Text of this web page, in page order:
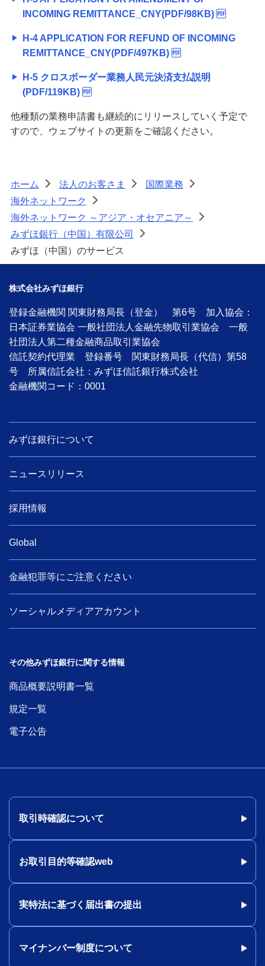
INCOMING REMITTANCE_CNY(PDF/98KB)
H-4 APPLICATION FOR REFUND OF INCOMING
REMITTANCE_CNY(PDF/497KB)
H-5 クロスボーダー業務人民元決済支払説明
(PDF/119KB)
他種類の業務申請書も継続的にリリースしていく予定で
すので、ウェブサイトの更新をご確認ください。
ホーム > 法人のお客さま > 国際業務
>
海外ネットワーク
>
海外ネットワーク ～アジア・オセアニア～
>
みずほ銀行（中国）有限公司
>
みずほ（中国）のサービス
株式会社みずほ銀行
登録金融機関 関東財務局長（登金） 第6号 加入協会：
日本証券業協会 一般社団法人金融先物取引業協会 一般
社団法人第二種金融商品取引業協会
信託契約代理業 登録番号 関東財務局長（代信）第58
号 所属信託会社：みずほ信託銀行株式会社
金融機関コード：0001
みずほ銀行について
ニュースリリース
採用情報
Global
金融犯罪等にご注意ください
ソーシャルメディアアカウント
その他みずほ銀行に関する情報
商品概要説明書一覧
規定一覧
電子公告
取引時確認について
お取引目的等確認web
実特法に基づく届出書の提出
マイナンバー制度について